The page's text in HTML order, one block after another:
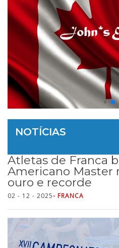
NOTÍCIAS
Atletas de Franca
Americano Master
ouro e recorde
02 - 12 - 2025- FRANCA